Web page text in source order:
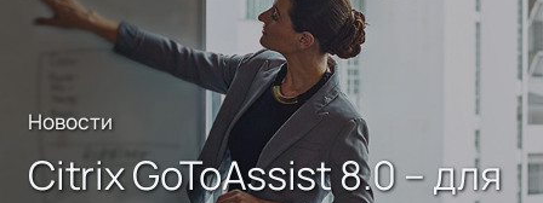
Новости
Citrix GoToAssist 8.0 – для